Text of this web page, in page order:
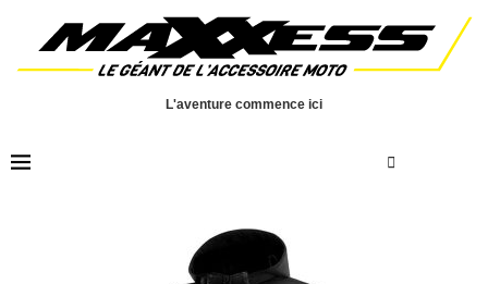
L'aventure commence ici